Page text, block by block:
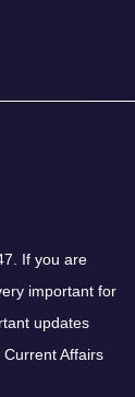
If you are
important for
updates
Affairs